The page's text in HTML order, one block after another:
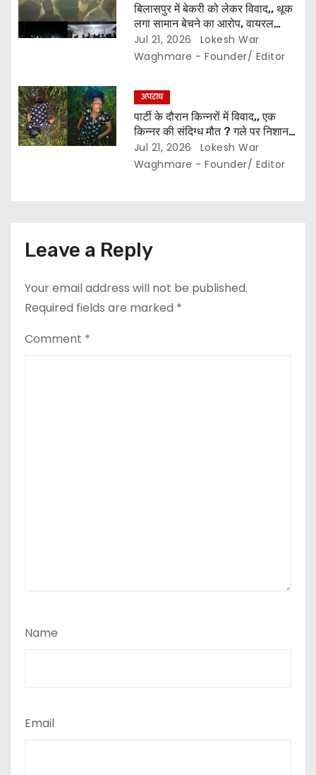
बिलासपुर में बेकरी को लेकर विवाद,, थूक
लगा सामान बेचने का आरोप, वायरल
वीडियो से मचा बवाल,, हिंदू संगठन का
हंगामा,, पिता-पुत्र पुलिस हिरासत में..
Jul 21, 2026
Lokesh War
Waghmare - Founder/ Editor
अपराध
पार्टी के दौरान किन्नरों में विवाद,, एक
किन्नर की संदिग्ध मौत ? गले पर निशान
मिलने से हत्या की आशंका..
Jul 21, 2026
Lokesh War
Waghmare - Founder/ Editor
Leave a Reply
Your email address will not be published.
Required fields are marked *
Comment *
Name
Email